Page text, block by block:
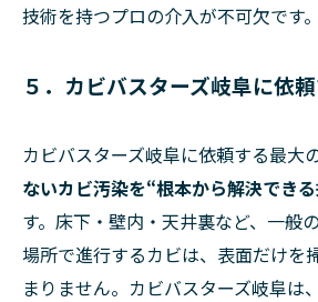
技術を持つプロの介入が不可欠です。
５．カビバスターズ岐阜に依
カビバスターズ岐阜に依頼する最大
ないカビ汚染を“根本から解決でき
す。床下・壁内・天井裏など、一般
場所で進行するカビは、表面だけを
まりません。カビバスターズ岐阜は